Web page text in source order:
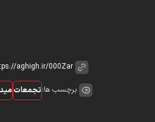
برچسب ها:تجمعات